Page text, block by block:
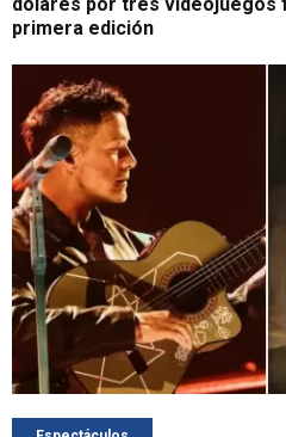
dólares por tres videojuegos
primera edición